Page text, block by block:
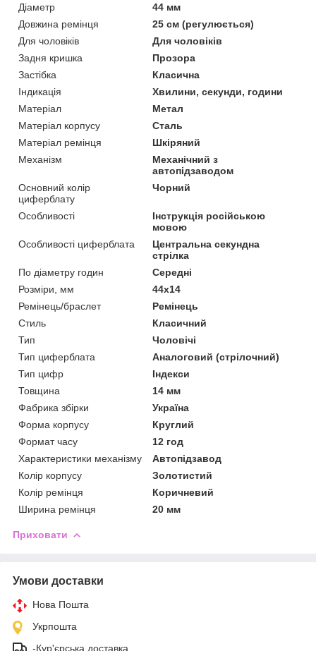
Діаметр
44 мм
Довжина ремінця
25 см (регулюється)
Для чоловіків
Для чоловіків
Задня кришка
Прозора
Застібка
Класична
Індикація
Хвилини, секунди, години
Матеріал
Метал
Матеріал корпусу
Сталь
Матеріал ремінця
Шкіряний
Механізм
Механічний з
автопідзаводом
Основний колір
циферблату
Чорний
Особливості
Інструкція російською
мовою
Особливості циферблата
Центральна секундна
стрілка
По діаметру годин
Середні
Розміри, мм
44х14
Ремінець/браслет
Ремінець
Стиль
Класичний
Тип
Чоловічі
Тип циферблата
Аналоговий (стрілочний)
Тип цифр
Індекси
Товщина
14 мм
Фабрика збірки
Україна
Форма корпусу
Круглий
Формат часу
12 год
Характеристики механізму
Автопідзавод
Колір корпусу
Золотистий
Колір ремінця
Коричневий
Ширина ремінця
20 мм
Приховати
Умови доставки
Нова Пошта
Укрпошта
-Кур'єрська доставка